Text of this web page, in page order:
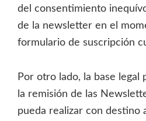
del consentimiento
de la newsletter en el
formulario de suscripción
Por otro lado, la base legal
la remisión de las
pueda realizar con destino